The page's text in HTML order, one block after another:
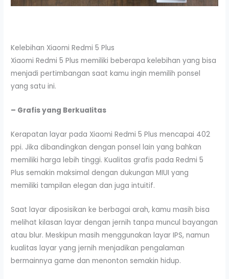
Kelebihan Xiaomi Redmi 5 Plus
Xiaomi Redmi 5 Plus memiliki beberapa kelebihan yang bisa
menjadi pertimbangan saat kamu ingin memilih ponsel
yang satu ini.
– Grafis yang Berkualitas
Kerapatan layar pada Xiaomi Redmi 5 Plus mencapai 402
ppi. Jika dibandingkan dengan ponsel lain yang bahkan
memiliki harga lebih tinggi. Kualitas grafis pada Redmi 5
Plus semakin maksimal dengan dukungan MIUI yang
memiliki tampilan elegan dan juga intuitif.
Saat layar diposisikan ke berbagai arah, kamu masih bisa
melihat kilasan layar dengan jernih tanpa muncul bayangan
atau blur. Meskipun masih menggunakan layar IPS, namun
kualitas layar yang jernih menjadikan pengalaman
bermainnya game dan menonton semakin hidup.